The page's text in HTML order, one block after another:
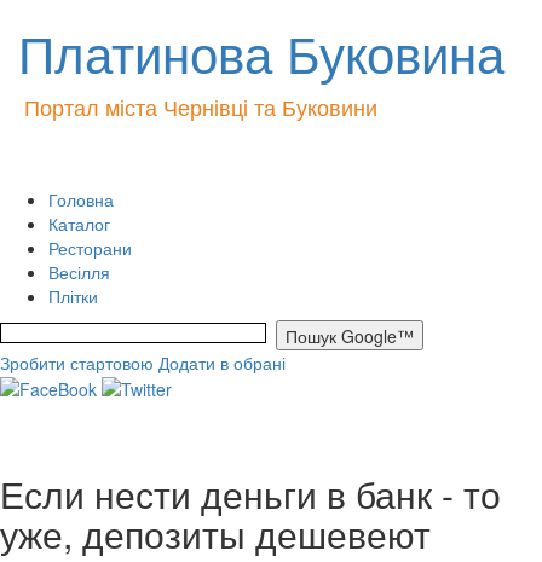
Платинова Буковина
Портал міста Чернівці та Буковини
Головна
Каталог
Ресторани
Весілля
Плітки
Зробити стартовою Додати в обрані
Если нести деньги в банк - то
уже, депозиты дешевеют